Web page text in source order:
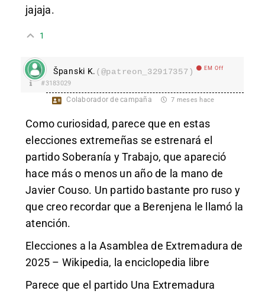
jajaja.
1
Španski K. (@patreon_32917357) EM Off
#3183029
Colaborador de campaña 7 meses hace
Como curiosidad, parece que en estas
elecciones extremeñas se estrenará el
partido Soberanía y Trabajo, que apareció
hace más o menos un año de la mano de
Javier Couso. Un partido bastante pro ruso y
que creo recordar que a Berenjena le llamó la
atención.
Elecciones a la Asamblea de Extremadura de
2025 – Wikipedia, la enciclopedia libre
Parece que el partido Una Extremadura